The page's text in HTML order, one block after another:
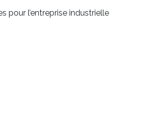
pour l’entreprise industrielle